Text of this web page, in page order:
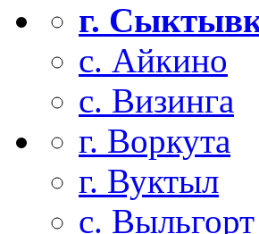
г.
с. Айкино
с. Визинга
г. Воркута
г. Вуктыл
с. Выльгорт